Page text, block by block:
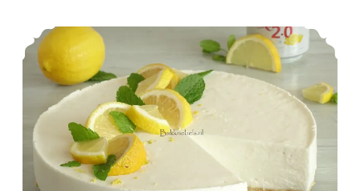
e
d
p
a
Citroen kwarktaart met Radler